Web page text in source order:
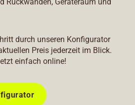
Rückwänden, Geräteraum und
durch unseren Konfigurator
Preis jederzeit im Blick.
einfach online!